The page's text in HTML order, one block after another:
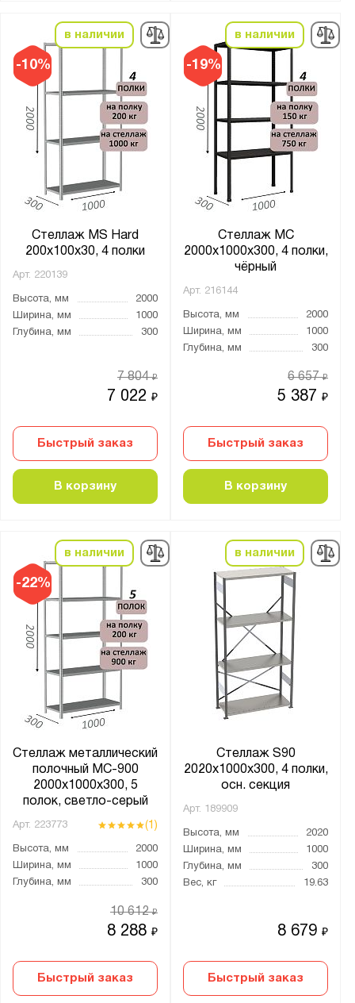
-10%
в наличии
Стеллаж MS Hard
200х100х30, 4 полки
Арт. 220139
Высота, мм
2000
Ширина, мм
1000
Глубина, мм
300
7 022₽
7 804₽
Быстрый заказ
В корзину
-19%
в наличии
Стеллаж МС
2000х1000х300, 4 полки,
чёрный
Арт. 216144
Высота, мм
2000
Ширина, мм
1000
Глубина, мм
300
5 387₽
6 657₽
Быстрый заказ
В корзину
-22%
в наличии
Стеллаж металлический
полочный МС-900
2000х1000х300, 5
полок, светло-серый
Арт. 223773 (1)
Высота, мм
2000
Ширина, мм
1000
Глубина, мм
300
8 288₽
10 612₽
Быстрый заказ
в наличии
Стеллаж S90
2020х1000х300, 4 полки,
осн. секция
Арт. 189909
Высота, мм
2020
Ширина, мм
1000
Глубина, мм
300
Вес, кг
19.63
8 679₽
Быстрый заказ